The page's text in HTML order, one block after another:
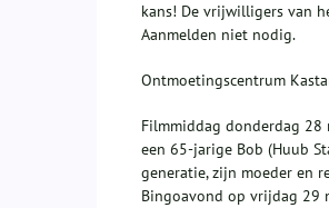
kans! De vrijwilligers van
Aanmelden niet nodig.
Ontmoetingscentrum
Filmmiddag donderdag 28
een 65-jarige Bob (Huub
generatie, zijn moeder en
Bingoavond op vrijdag 29